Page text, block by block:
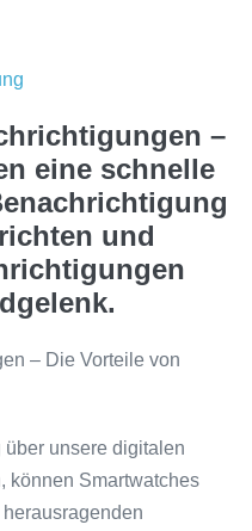
–
eine schnelle
und
– Die Vorteile von
über unsere digitalen
können Smartwatches